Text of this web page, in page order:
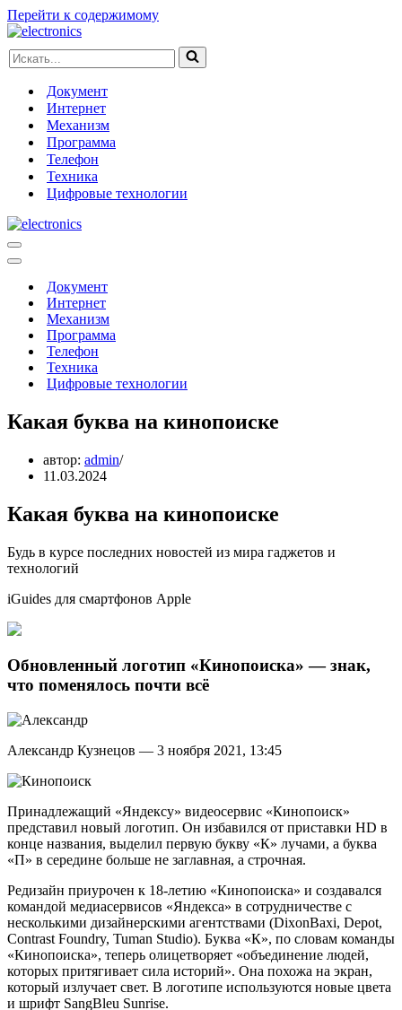
Перейти к содержимому
Искать...
Документ
Интернет
Механизм
Программа
Телефон
Техника
Цифровые технологии
Меню
навигации
Меню
навигацииДокумент
Интернет
Механизм
Программа
Телефон
Техника
Цифровые технологии
Какая буква на кинопоиске
автор: admin
11.03.2024
Какая буква на кинопоиске
Будь в курсе последних новостей из мира гаджетов и
технологий
iGuides для смартфонов Apple
Обновленный логотип «Кинопоиска» — знак,
что поменялось почти всё
Александр Кузнецов — 3 ноября 2021, 13:45
Принадлежащий «Яндексу» видеосервис «Кинопоиск»
представил новый логотип. Он избавился от приставки HD в
конце названия, выделил первую букву «К» лучами, а буква
«П» в середине больше не заглавная, а строчная.
Редизайн приурочен к 18-летию «Кинопоиска» и создавался
командой медиасервисов «Яндекса» в сотрудничестве с
несколькими дизайнерскими агентствами (DixonBaxi, Depot,
Contrast Foundry, Tuman Studio). Буква «К», по словам команды
«Кинопоиска», теперь олицетворяет «объединение людей,
которых притягивает сила историй». Она похожа на экран,
который излучает свет. В логотипе используются новые цвета
и шрифт SangBleu Sunrise.